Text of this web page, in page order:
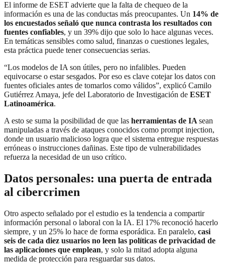
El informe de ESET advierte que la falta de chequeo de la
información es una de las conductas más preocupantes. Un 14% de
los encuestados señaló que nunca contrasta los resultados con
fuentes confiables, y un 39% dijo que solo lo hace algunas veces.
En temáticas sensibles como salud, finanzas o cuestiones legales,
esta práctica puede tener consecuencias serias.
“Los modelos de IA son útiles, pero no infalibles. Pueden
equivocarse o estar sesgados. Por eso es clave cotejar los datos con
fuentes oficiales antes de tomarlos como válidos”, explicó Camilo
Gutiérrez Amaya, jefe del Laboratorio de Investigación de ESET
Latinoamérica.
A esto se suma la posibilidad de que las herramientas de IAsean
manipuladas a través de ataques conocidos como prompt injection,
donde un usuario malicioso logra que el sistema entregue respuestas
erróneas o instrucciones dañinas. Este tipo de vulnerabilidades
refuerza la necesidad de un uso crítico.
Datos personales: una puerta de entrada
al cibercrimen
Otro aspecto señalado por el estudio es la tendencia a compartir
información personal o laboral con la IA. El 17% reconoció hacerlo
siempre, y un 25% lo hace de forma esporádica. En paralelo, casi
seis de cada diez usuarios no leen las políticas de privacidad de
las aplicaciones que emplean, y solo la mitad adopta alguna
medida de protección para resguardar sus datos.